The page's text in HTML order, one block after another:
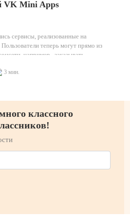
VK Mini Apps
сервисы, реализованные на
теперь могут прямо из
например, заказывать…
3 мин.
классного